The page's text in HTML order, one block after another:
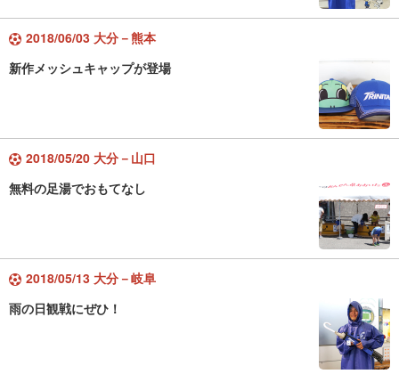
2018/06/03 大分－熊本
新作メッシュキャップが登場
2018/05/20 大分－山口
無料の足湯でおもてなし
2018/05/13 大分－岐阜
雨の日観戦にぜひ！